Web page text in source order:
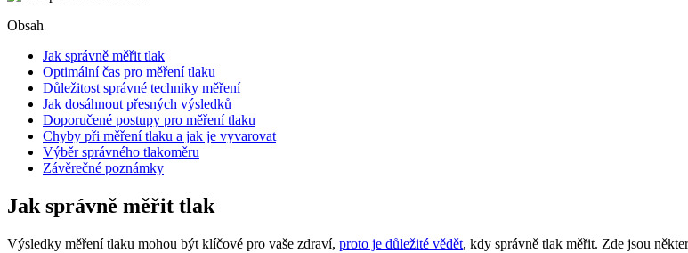
Obsah
Jak správně měřit tlak
Optimální čas pro měření tlaku
Důležitost správné techniky měření
Jak dosáhnout přesných výsledků
Doporučené postupy pro měření tlaku
Chyby při měření tlaku a jak je vyvarovat
Výběr správného tlakoměru
Závěrečné poznámky
Jak správně měřit tlak
Výsledky měření tlaku mohou být klíčové pro vaše zdraví, proto je důležité vědět, kdy správně tlak měřit. Zde jsou